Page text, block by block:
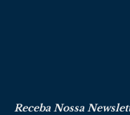
Receba Nossa